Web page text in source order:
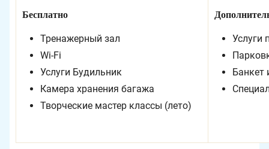
Бесплатно
Тренажерный зал
Wi-Fi
Услуги Будильник
Камера хранения багажа
Творческие мастер классы (лето)
Услуги
Банкет